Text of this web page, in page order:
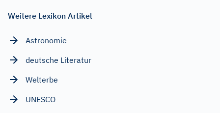
Weitere Lexikon Artikel
Astronomie
deutsche Literatur
Welterbe
UNESCO